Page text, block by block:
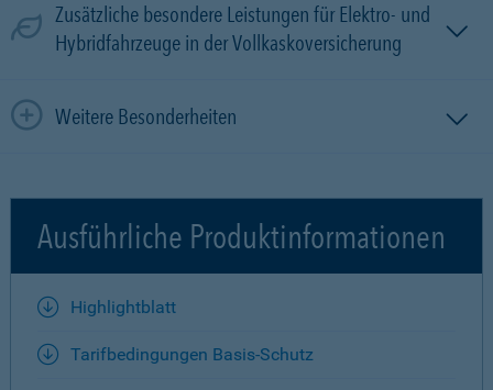
Zusätzliche besondere Leistungen für Elektro- und
Hybridfahrzeuge in der Vollkaskoversicherung
Weitere Besonderheiten
Ausführliche Produktinformationen
Highlightblatt
Tarifbedingungen Basis-Schutz